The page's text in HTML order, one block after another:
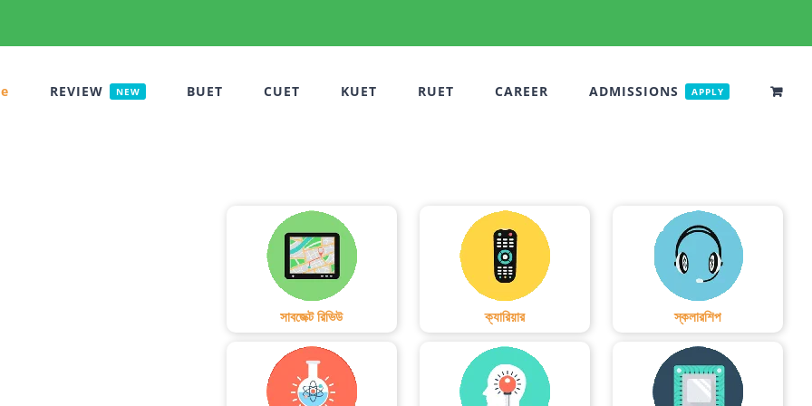
REVIEW NEW BUET CUET KUET RUET CAREER ADMISSIONS APPLY
সাবজেক্ট রিভিউ ক্যারিয়ার স্কলারশিপ